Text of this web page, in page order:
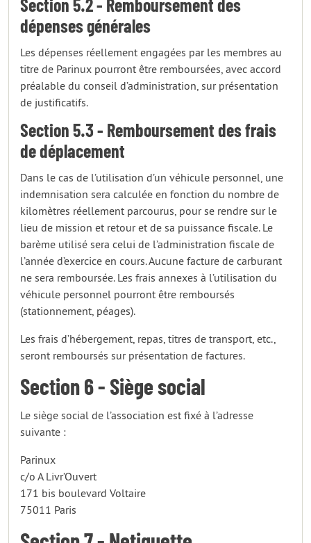
Section 5.2 - Remboursement des
dépenses générales
Les dépenses réellement engagées par les membres au
titre de Parinux pourront être remboursées, avec accord
préalable du conseil d’administration, sur présentation
de justificatifs.
Section 5.3 - Remboursement des frais
de déplacement
Dans le cas de l’utilisation d’un véhicule personnel, une
indemnisation sera calculée en fonction du nombre de
kilomètres réellement parcourus, pour se rendre sur le
lieu de mission et retour et de sa puissance fiscale. Le
barème utilisé sera celui de l’administration fiscale de
l’année d’exercice en cours. Aucune facture de carburant
ne sera remboursée. Les frais annexes à l’utilisation du
véhicule personnel pourront être remboursés
(stationnement, péages).
Les frais d’hébergement, repas, titres de transport, etc.,
seront remboursés sur présentation de factures.
Section 6 - Siège social
Le siège social de l’association est fixé à l’adresse
suivante :
Parinux
c/o A Livr’Ouvert
171 bis boulevard Voltaire
75011 Paris